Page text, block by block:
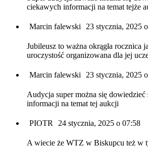
ciekawych informacji na temat tejże
Marcin falewski 23 stycznia, 2025
Jubileusz to ważna okrągła rocznica
uroczystość organizowana dla jej
Marcin falewski 23 stycznia, 2025
Audycja super można się
informacji na temat tej aukcji
PIOTR 24 stycznia, 2025 o 07:58
A wiecie że WTZ w Biskupcu też w